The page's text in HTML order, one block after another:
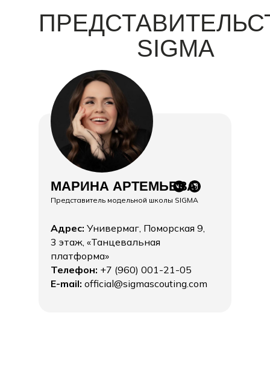
SIGMA
В
МАРИНА АРТЕМЬЕВА
Адрес: Универмаг, Поморская 9,
3 этаж, «Танцевальная
платформа»
Телефон: +7 (960) 001-21-05
E-mail: official@sigmascouting.com
Представитель модельной школы SIGMA